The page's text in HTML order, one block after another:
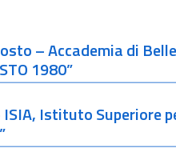
– Accademia di
1980”
Istituto Superiore